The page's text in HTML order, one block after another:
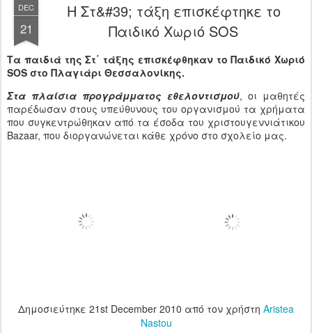
DEC
21
Η Στ&#39; τάξη επισκέφτηκε το
Παιδικό Χωριό SOS
Τα παιδιά της Στ΄ τάξης επισκέφθηκαν το Παιδικό Χωριό
SOS στο Πλαγιάρι Θεσσαλονίκης.
Στα πλαίσια προγράμματος εθελοντισμού, οι μαθητές
παρέδωσαν στους υπεύθυνους του οργανισμού τα χρήματα
που συγκεντρώθηκαν από τα έσοδα του χριστουγεννιάτικου
Bazaar, που διοργανώνεται κάθε χρόνο στο σχολείο μας.
Δημοσιεύτηκε 21st December 2010 από τον χρήστη Aristea
Nastou